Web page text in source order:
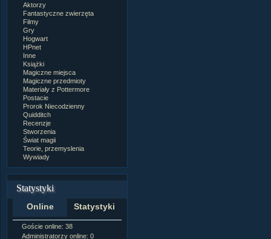
Aktorzy
Fantastyczne zwierzęta
Filmy
Gry
Hogwart
HPnet
Inne
Książki
Magiczne miejsca
Magiczne przedmioty
Materiały z Pottermore
Postacie
Prorok Niecodzienny
Quidditch
Recenzje
Stworzenia
Świat magii
Teorie, przemyslenia
Wywiady
Statystyki
Online Statystyki
Goście online: 38
Administratorzy online: 0